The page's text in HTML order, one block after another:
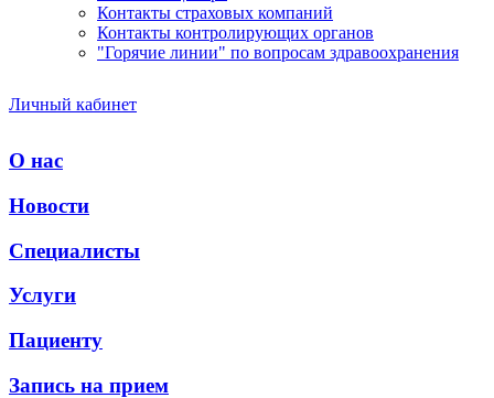
Контакты страховых компаний
Контакты контролирующих органов
"Горячие линии" по вопросам здравоохранения
Личный кабинет
О нас
Новости
Специалисты
Услуги
Пациенту
Запись на прием